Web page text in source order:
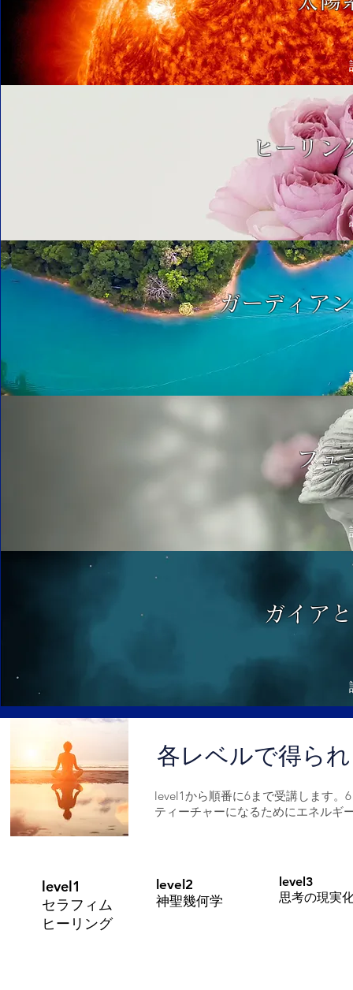
ヒーリン
ガーディア
フュ
ガイア
各レベルで得ら
level1から順番に6まで受講します。
ティーチャーになるためにエネルギ
level1
セラフィム
ヒーリング
level2
神聖幾何学
level3
思考の現実